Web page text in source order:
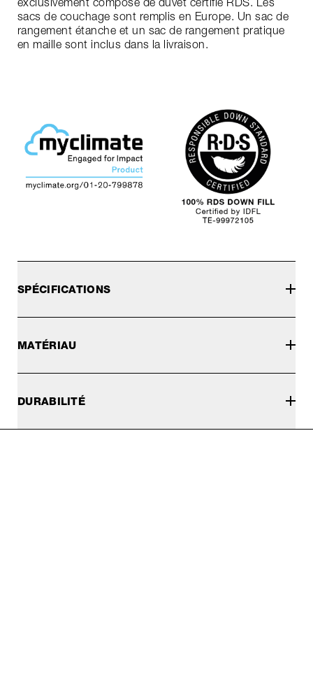
exclusivement composé de duvet certifié RDS. Les
sacs de couchage sont remplis en Europe. Un sac de
rangement étanche et un sac de rangement pratique
en maille sont inclus dans la livraison.
SPÉCIFICATIONS
MATÉRIAU
DURABILITÉ